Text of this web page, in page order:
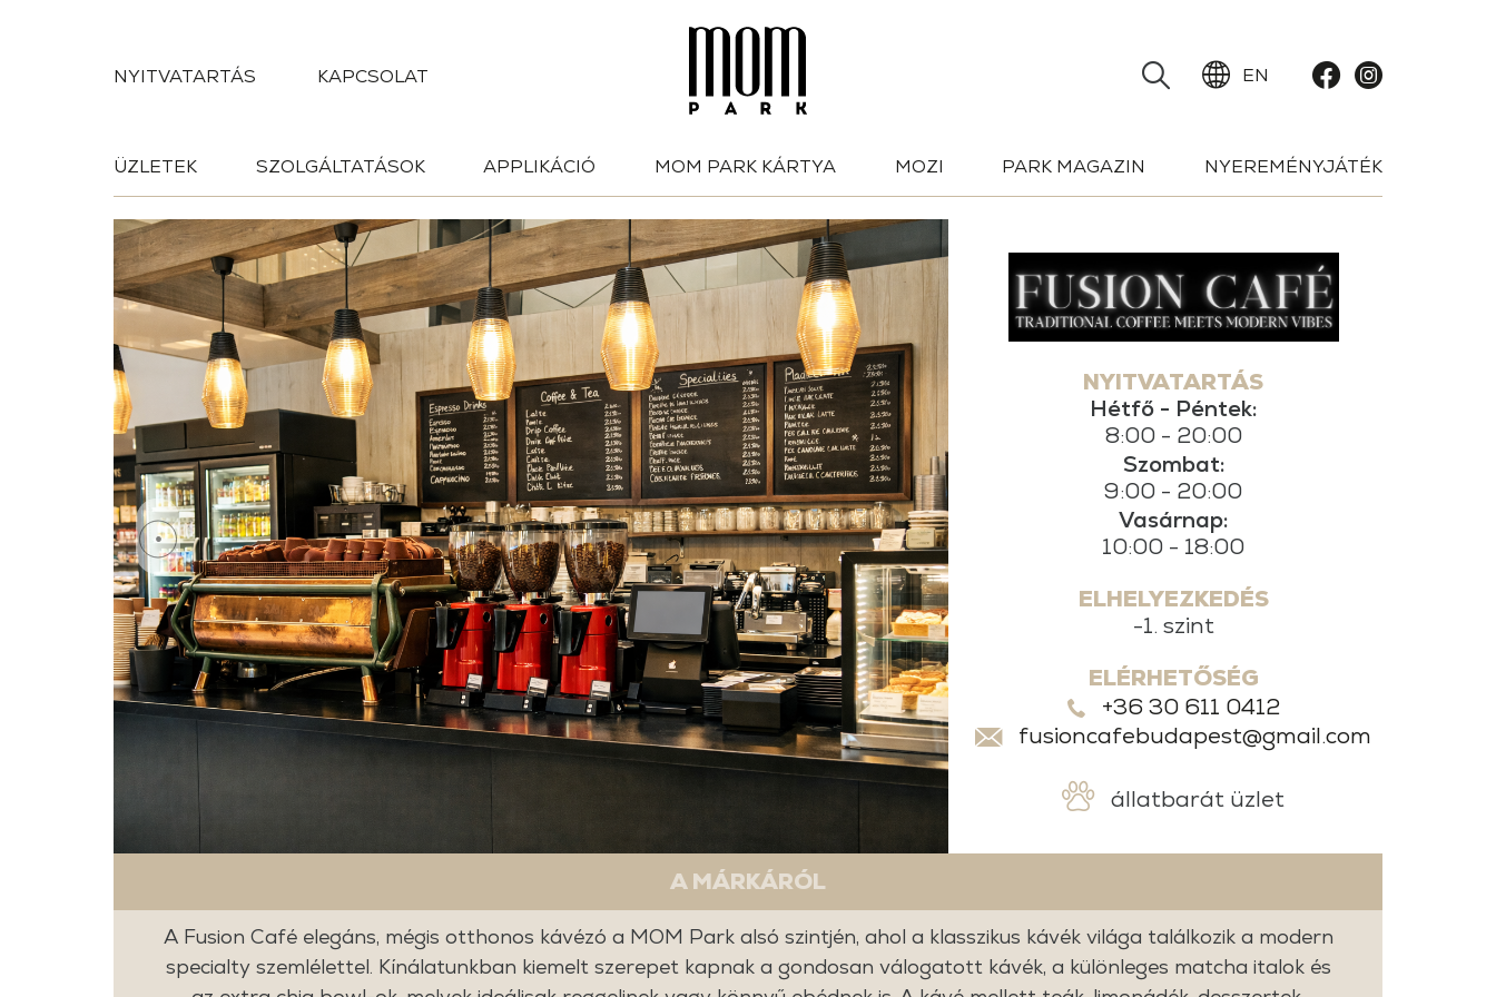
NYITVATARTÁS KAPCSOLAT EN
ÜZLETEK SZOLGÁLTATÁSOK APPLIKÁCIÓ MOM PARK KÁRTYA MOZI PARK MAGAZIN NYEREMÉNYJÁTÉK
NYITVATARTÁS
Hétfő - Péntek:
8:00 - 20:00
Szombat:
9:00 - 20:00
Vasárnap:
10:00 - 18:00
ELHELYEZKEDÉS
-1. szint
ELÉRHETŐSÉG
+36 30 611 0412
fusioncafebudapest@gmail.com
állatbarát üzlet
A MÁRKÁRÓL
A Fusion Café elegáns, mégis otthonos kávézó a MOM Park alsó szintjén, ahol a klasszikus kávék világa találkozik a modern
specialty szemlélettel. Kínálatunkban kiemelt szerepet kapnak a gondosan válogatott kávék, a különleges matcha italok és